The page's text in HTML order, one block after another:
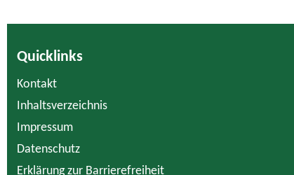
Quicklinks
Kontakt
Inhaltsverzeichnis
Impressum
Datenschutz
Erklärung zur Barrierefreiheit